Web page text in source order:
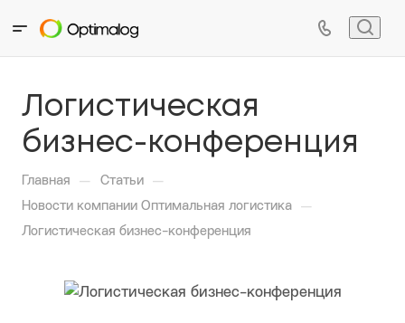
Логистическая
бизнес-конференция
Главная — Статьи —
Новости компании Оптимальная логистика —
Логистическая бизнес-конференция